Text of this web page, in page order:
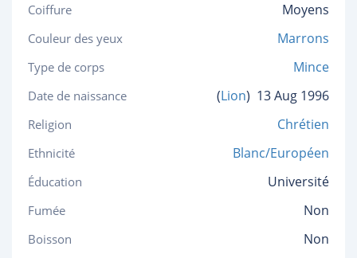
Coiffure Moyens
Couleur des yeux Marrons
Type de corps Mince
Date de naissance (Lion) 13 Aug 1996
Religion Chrétien
Ethnicité Blanc/Européen
Éducation Université
Fumée Non
Boisson Non